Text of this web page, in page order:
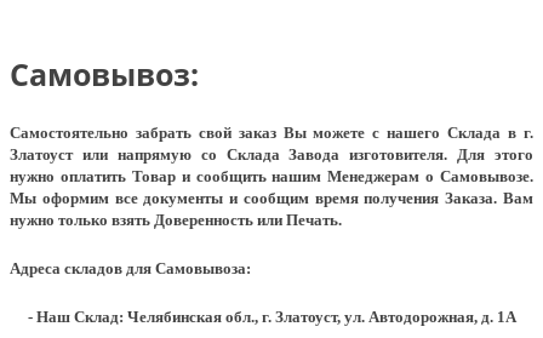
Самовывоз:
Самостоятельно забрать свой заказ Вы можете с нашего Склада в г.
Златоуст или напрямую со Склада Завода изготовителя. Для этого
нужно оплатить Товар и сообщить нашим Менеджерам о Самовывозе.
Мы оформим все документы и сообщим время получения Заказа. Вам
нужно только взять Доверенность или Печать.
Адреса складов для Самовывоза:
- Наш Склад: Челябинская обл., г. Златоуст, ул. Автодорожная, д. 1А